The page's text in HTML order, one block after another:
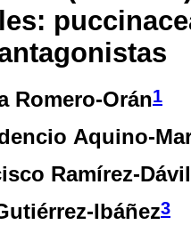
Romero-Orán1
Aquino-
Ramírez-
Ibáñez3